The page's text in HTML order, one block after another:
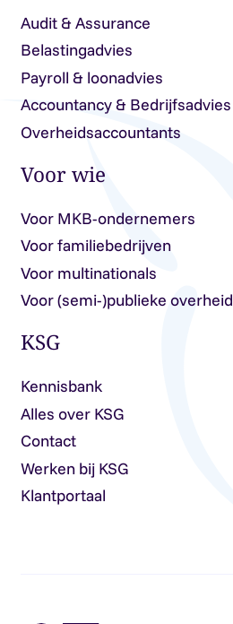
Audit & Assurance
Belastingadvies
Payroll & loonadvies
Accountancy & Bedrijfsadvies
Overheidsaccountants
Voor wie
Voor MKB-ondernemers
Voor familiebedrijven
Voor multinationals
Voor (semi-)publieke overheid
KSG
Kennisbank
Alles over KSG
Contact
Werken bij KSG
Klantportaal